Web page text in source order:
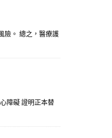
險。 總之，醫療護
障礙 證明正本替